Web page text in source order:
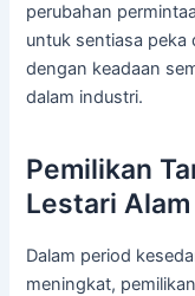
perubahan
untuk sentiasa peka
dengan keadaan
dalam industri.
Pemilikan
Lestari
Dalam period
meningkat,